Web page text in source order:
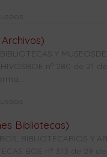
Y
nº 280 de
Bibliotecas)
BIBLIOTECARIOS Y
BOE nº 313 de